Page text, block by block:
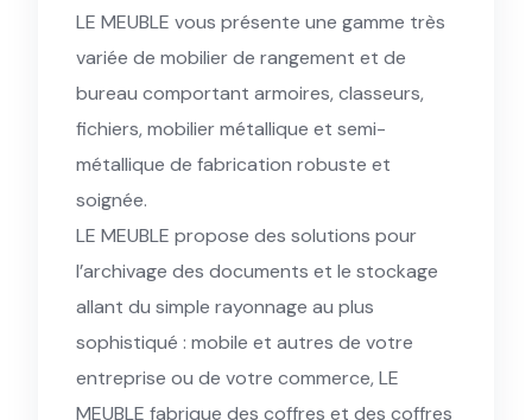
LE MEUBLE vous présente une gamme très
variée de mobilier de rangement et de
bureau comportant armoires, classeurs,
fichiers, mobilier métallique et semi-
métallique de fabrication robuste et
soignée.
LE MEUBLE propose des solutions pour
l’archivage des documents et le stockage
allant du simple rayonnage au plus
sophistiqué : mobile et autres de votre
entreprise ou de votre commerce, LE
MEUBLE fabrique des coffres et des coffres